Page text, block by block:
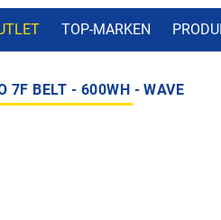
TOP-MARKEN
7F BELT - 600WH - WAVE